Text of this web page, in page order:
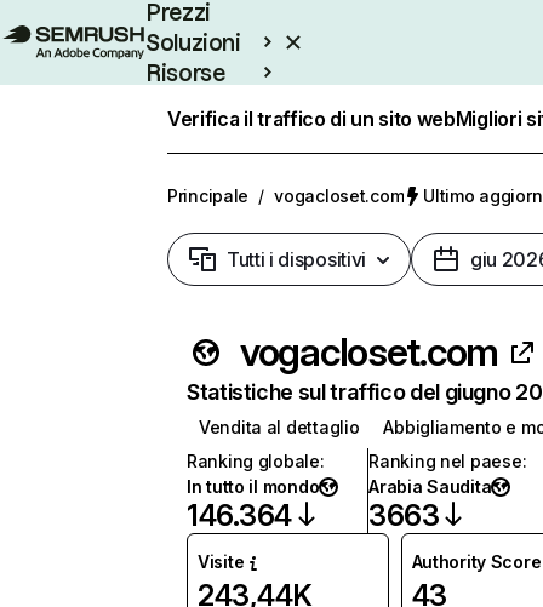
Prezzi
Soluzioni
Risorse
Verifica il traffico di un sito webMigliori
Principale / vogacloset.com Ultimo
Tutti i dispositivi giu
vogacloset.com
Statistiche sul traffico del giugno
Vendita al dettaglio
Abbigliamento e
Ranking globale:
In tutto il mondo
146.364
Ranking nel paese:
Arabia Saudita
3663
Visite
243,44K
Authority Score
43